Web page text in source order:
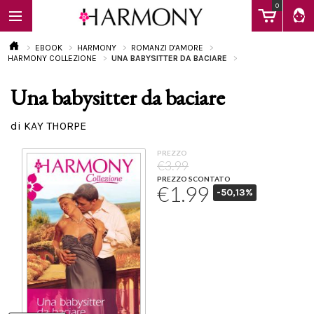
0
EBOOK
Calendario
EBOOK HARMONY
ROMANZI D'AMORE
HARMONY COLLEZIONE
UNA BABYSITTER DA BACIARE
Una babysitter da baciare
di KAY THORPE
PREZZO
€3.99
PREZZO SCONTATO
€1.99 -50,13%